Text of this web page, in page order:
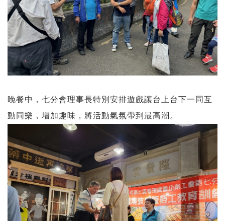
晚餐中，七分會理事長特別安排遊戲讓台上台下一同互
動同樂，增加趣味，將活動氣氛帶到最高潮。